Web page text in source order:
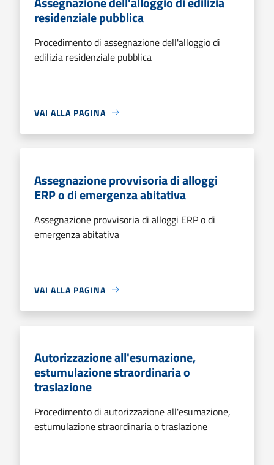
residenziale pubblica
Procedimento di assegnazione dell'alloggio di
edilizia residenziale pubblica
VAI ALLA PAGINA
Assegnazione provvisoria di alloggi
ERP o di emergenza abitativa
Assegnazione provvisoria di alloggi ERP o di
emergenza abitativa
VAI ALLA PAGINA
Autorizzazione all'esumazione,
estumulazione straordinaria o
traslazione
Procedimento di autorizzazione all'esumazione,
estumulazione straordinaria o traslazione